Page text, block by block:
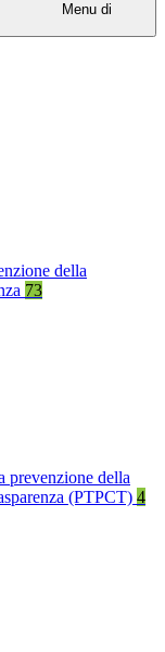
Menu di
della
73
prevenzione della
(PTPCT) 4